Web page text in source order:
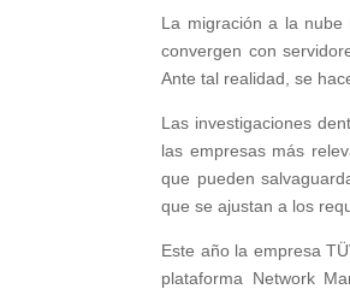
La migración a la
convergen con
Ante tal realidad, se
Las investigaciones
las empresas más
que pueden
que se ajustan a los
Este año la empresa
plataforma Network